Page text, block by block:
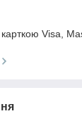
Visa,